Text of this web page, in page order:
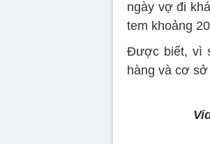
ngày vợ đi
tem khoảng
Được biết, vì
hàng và cơ